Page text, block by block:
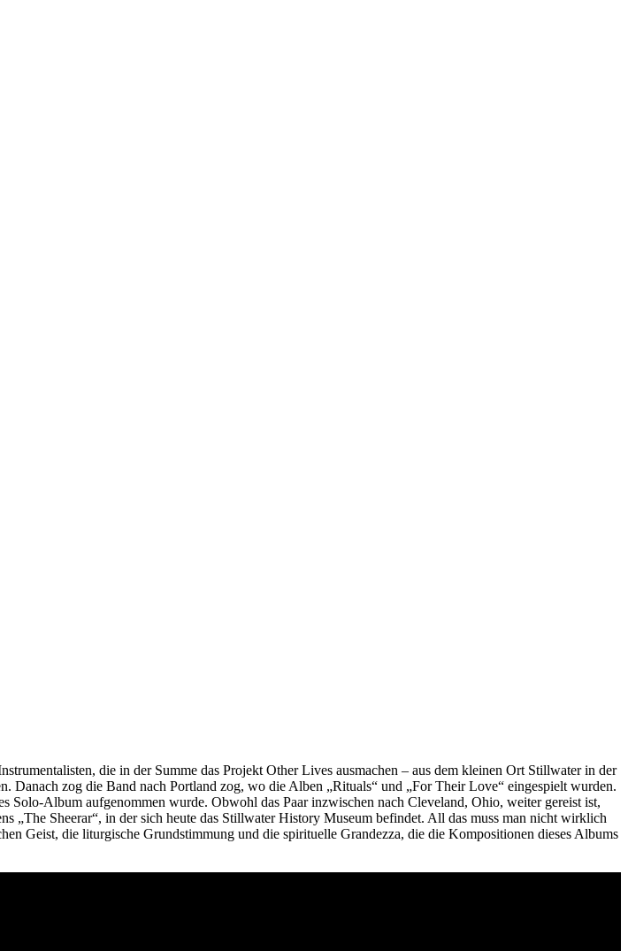
die in der Summe das Projekt Other Lives ausmachen – aus dem kleinen Ort Stillwater in der
Danach zog die Band nach Portland zog, wo die Alben „Rituals“ und „For Their Love“ eingespielt wurden.
Solo-Album aufgenommen wurde. Obwohl das Paar inzwischen nach Cleveland, Ohio, weiter gereist ist,
„The Sheerar“, in der sich heute das Stillwater History Museum befindet. All das muss man nicht wirklich
Geist, die liturgische Grundstimmung und die spirituelle Grandezza, die die Kompositionen dieses Albums